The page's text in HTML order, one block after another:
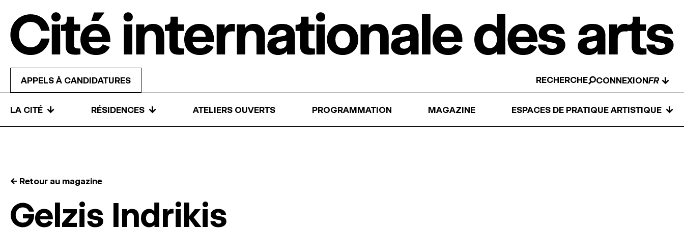
APPELS À CANDIDATURES RECHERCHE CONNEXION ↓
LA CITÉ ↓ RÉSIDENCES ↓ ATELIERS OUVERTS PROGRAMMATION MAGAZINE ESPACES DE PRATIQUE ARTISTIQUE ↓
← Retour au magazine
Gelzis Indrikis